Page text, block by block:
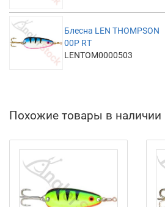
Блесна LEN THOMPSON
00P RT
LENTOM0000503
Похожие товары в наличии